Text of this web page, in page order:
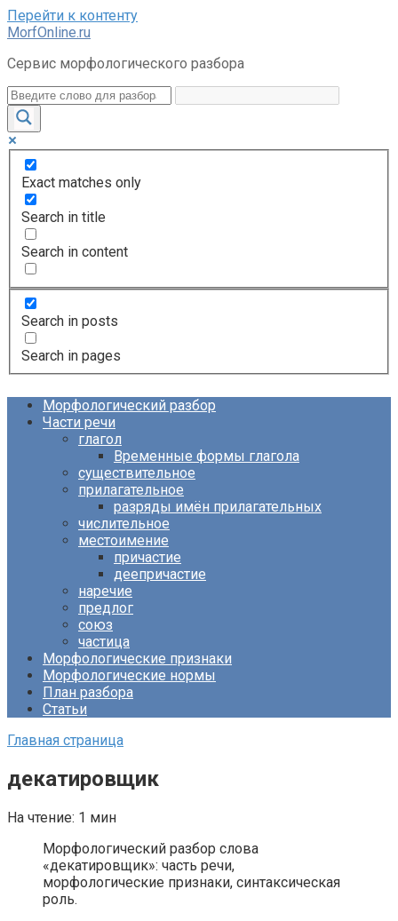
Перейти к контенту
MorfOnline.ru
Сервис морфологического разбора
Exact matches only
Search in title
Search in content
Search in posts
Search in pages
Морфологический разбор
Части речи
глагол
Временные формы глагола
существительное
прилагательное
разряды имён прилагательных
числительное
местоимение
причастие
деепричастие
наречие
предлог
союз
частица
Морфологические признаки
Морфологические нормы
План разбора
Статьи
Главная страница
декатировщик
На чтение: 1 мин
Морфологический разбор слова
«декатировщик»: часть речи,
морфологические признаки, синтаксическая
роль.